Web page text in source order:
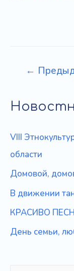
Навигация
записям
←
VIII
области
Домовой,
В движении
КРАСИВО
День семьи,